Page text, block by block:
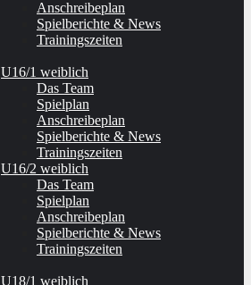
Anschreibeplan
Spielberichte & News
Trainingszeiten
U16/1 weiblich
Das Team
Spielplan
Anschreibeplan
Spielberichte & News
Trainingszeiten
U16/2 weiblich
Das Team
Spielplan
Anschreibeplan
Spielberichte & News
Trainingszeiten
U18/1 weiblich